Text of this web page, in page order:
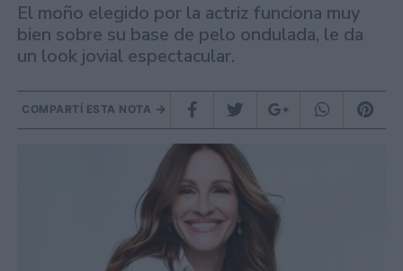
El moño elegido por la actriz funciona muy
bien sobre su base de pelo ondulada, le da
un look jovial espectacular.
COMPARTÍ ESTA NOTA